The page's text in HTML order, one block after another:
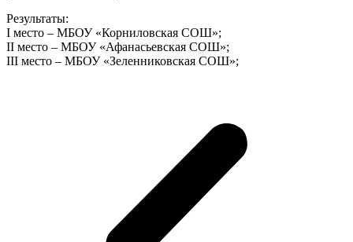
Результаты:
I место – МБОУ «Корниловская СОШ»;
II место – МБОУ «Афанасьевская СОШ»;
III место – МБОУ «Зеленниковская СОШ»;